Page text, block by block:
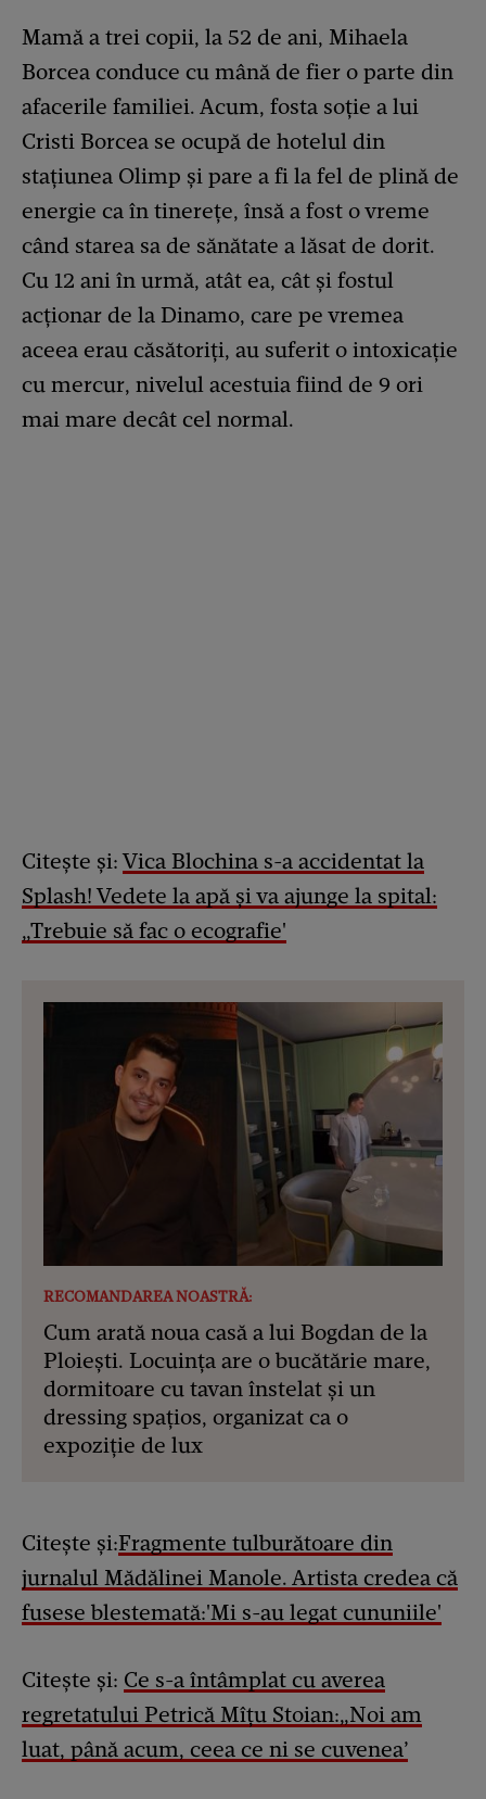
Mamă a trei copii, la 52 de ani, Mihaela
Borcea conduce cu mână de fier o parte din
afacerile familiei. Acum, fosta soție a lui
Cristi Borcea se ocupă de hotelul din
stațiunea Olimp și pare a fi la fel de plină de
energie ca în tinerețe, însă a fost o vreme
când starea sa de sănătate a lăsat de dorit.
Cu 12 ani în urmă, atât ea, cât și fostul
acționar de la Dinamo, care pe vremea
aceea erau căsătoriți, au suferit o intoxicație
cu mercur, nivelul acestuia fiind de 9 ori
mai mare decât cel normal.
Citește și: Vica Blochina s-a accidentat la
Splash! Vedete la apă și va ajunge la spital:
„Trebuie să fac o ecografie'
RECOMANDAREA NOASTRĂ:
Cum arată noua casă a lui Bogdan de la
Ploiești. Locuința are o bucătărie mare,
dormitoare cu tavan înstelat și un
dressing spațios, organizat ca o
expoziție de lux
Citește și:Fragmente tulburătoare din
jurnalul Mădălinei Manole. Artista credea că
fusese blestemată:'Mi s-au legat cununiile'
Citește și: Ce s-a întâmplat cu averea
regretatului Petrică Mîțu Stoian:„Noi am
luat, până acum, ceea ce ni se cuvenea’